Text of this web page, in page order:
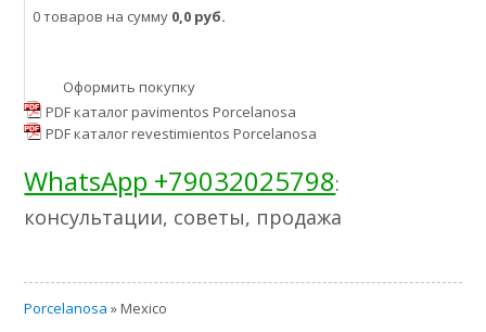
0 товаров на сумму 0,0 руб.
Оформить покупку
PDF каталог pavimentos Porcelanosa
PDF каталог revestimientos Porcelanosa
WhatsApp +79032025798:
консультации, советы, продажа
Porcelanosa » Mexico